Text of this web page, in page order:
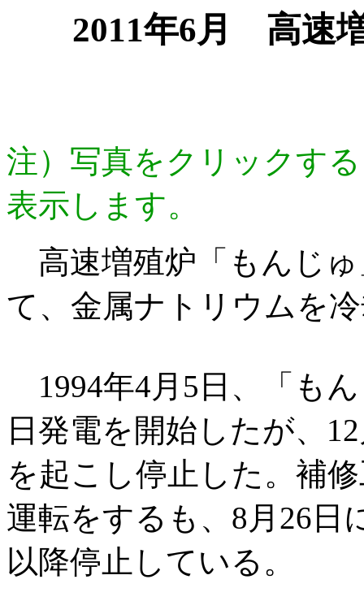
2011年6月 高速
注）写真をクリックす
表示します。
高速増殖炉「もんじ
て、金属ナトリウムを
1994年4月5日、「も
日発電を開始したが、
を起こし停止した。補
運転をするも、8月26日
以降停止している。